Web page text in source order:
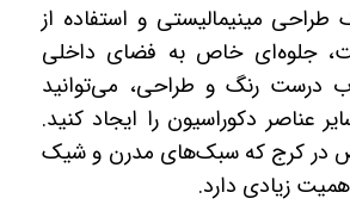
مینیمالیستی و استفاده از
جلوه‌ای خاص به فضای داخلی
درست رنگ و طراحی، می‌توانید
عناصر دکوراسیون را ایجاد کنید.
در کرج که سبک‌های مدرن و شیک
زیادی دارد.